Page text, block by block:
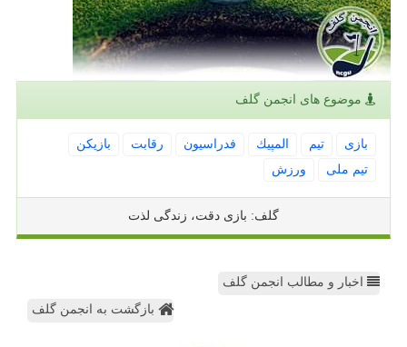
موضوع های انجمن گلف
بازی تیم المپیك فدراسیون رقابت
بازیكن
تیم ملی
ورزش
گلف: بازی دقت، زندگی لذت
اخبار و مطالب انجمن گلف
بازگشت به انجمن گلف